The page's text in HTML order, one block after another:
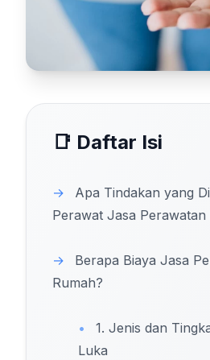
📑 Daftar Isi
→
Apa Tindakan yang
Perawat Jasa Perawatan
→
Berapa Biaya Jasa
Rumah?
•
1. Jenis dan
Luka